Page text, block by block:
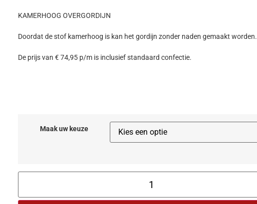
KAMERHOOG OVERGORDIJN
Doordat de stof kamerhoog is kan het gordijn zonder naden gemaakt worden.
De prijs van € 74,95 p/m is inclusief standaard confectie.
Maak uw keuze